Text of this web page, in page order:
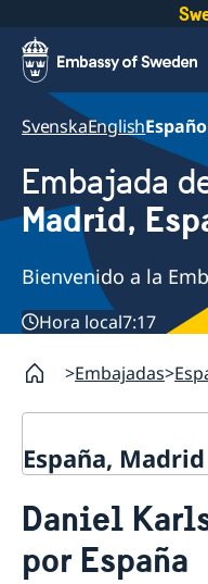
SvenskaEnglish
Embajada
Madrid,
Bienvenido a la
Hora local7:17
Embajadas
España, Madrid
Sobre nosotros
Personal en la
Reglamento General
Noticias
Daniel
por España